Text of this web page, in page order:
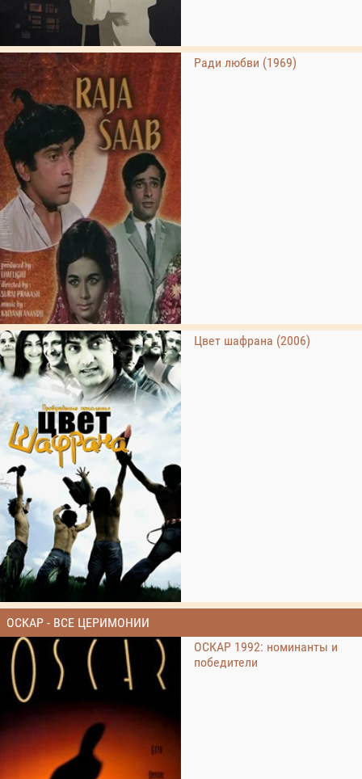
Ради любви (1969)
Цвет шафрана (2006)
ОСКАР - ВСЕ ЦЕРИМОНИИ
ОСКАР 1992: номинанты и
победители